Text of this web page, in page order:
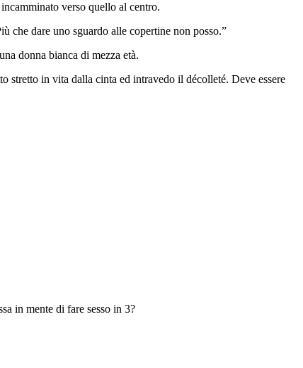
verso quello al centro.
che dare uno sguardo alle copertine non posso.”
donna bianca di mezza età.
stretto in vita dalla cinta ed intravedo il décolleté. Deve essere
in mente di fare sesso in 3?